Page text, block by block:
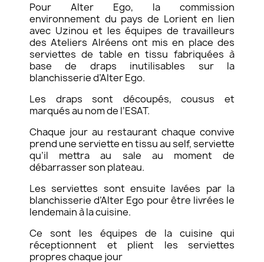
Pour Alter Ego, la commission
environnement du pays de Lorient en lien
avec Uzinou et les équipes de travailleurs
des Ateliers Alréens ont mis en place des
serviettes de table en tissu fabriquées à
base de draps inutilisables sur la
blanchisserie d’Alter Ego.
Les draps sont découpés, cousus et
marqués au nom de l’ESAT.
Chaque jour au restaurant chaque convive
prend une serviette en tissu au self, serviette
qu’il mettra au sale au moment de
débarrasser son plateau.
Les serviettes sont ensuite lavées par la
blanchisserie d’Alter Ego pour être livrées le
lendemain à la cuisine.
Ce sont les équipes de la cuisine qui
réceptionnent et plient les serviettes
propres chaque jour